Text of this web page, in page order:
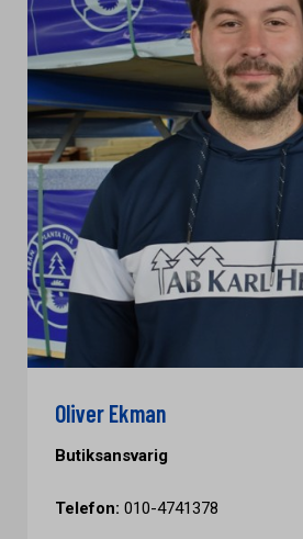
Oliver Ekman
Butiksansvarig
Telefon: 010-4741378